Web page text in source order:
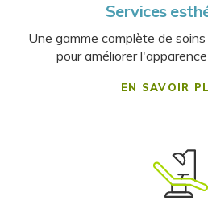
Services
Une gamme complète de
pour améliorer
EN SAVOIR